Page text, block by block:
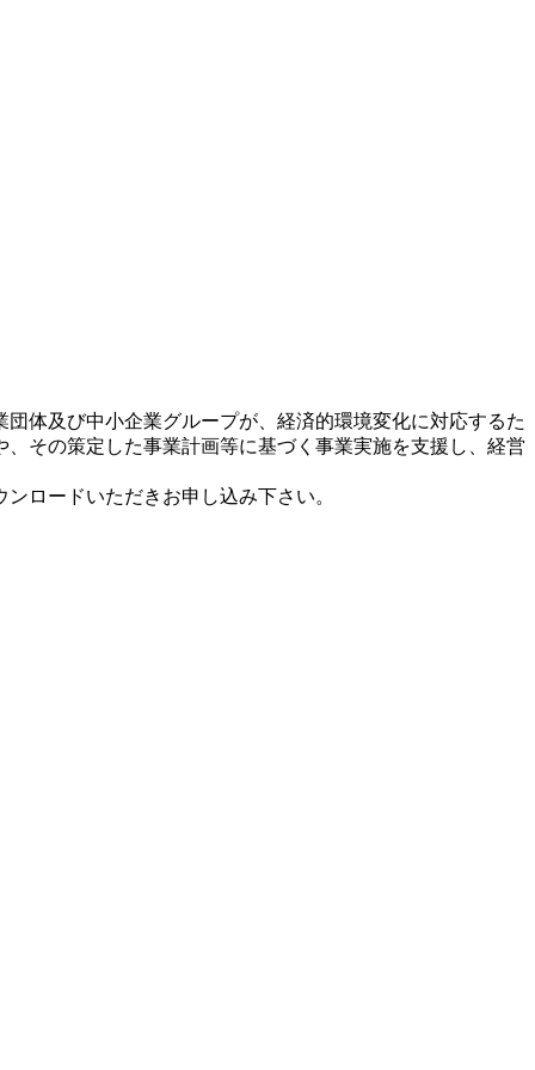
体及び中小企業グループが、経済的環境変化に対応するた
その策定した事業計画等に基づく事業実施を支援し、経営
ロードいただきお申し込み下さい。